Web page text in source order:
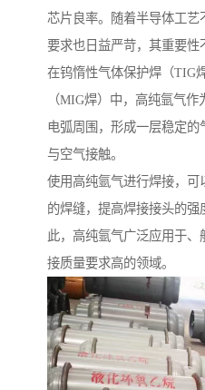
芯片良率。随着半导体工
要求也日益严苛，其重要性
在钨惰性气体保护焊（TIG
（MIG焊）中，高纯氩气
电弧周围，形成一层稳定
与空气接触。
使用高纯氩气进行焊接，
的焊缝，提高焊接接头的强
此，高纯氩气广泛应用于
接质量要求高的领域。